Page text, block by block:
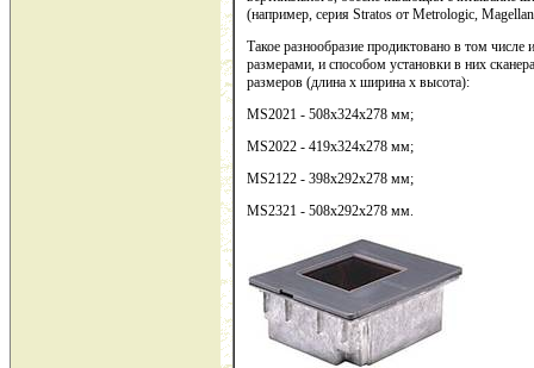
(например, серия Stratos от Metrologic,
Такое разнообразие продиктовано в том
размерами, и способом установки в них
размеров (длина х ширина х высота):
MS2021 - 508x324x278 мм;
MS2022 - 419х324х278 мм;
MS2122 - 398x292x278 мм;
MS2321 - 508x292x278 мм.